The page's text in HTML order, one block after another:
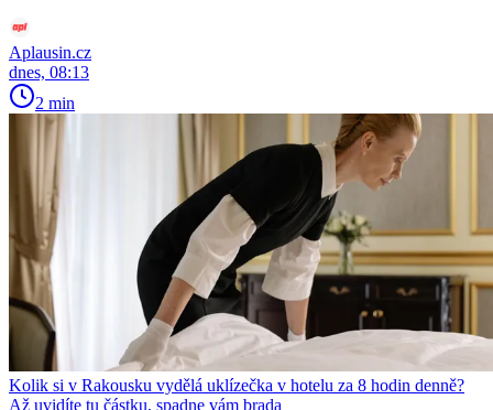
Aplausin.cz
dnes, 08:13
2 min
Kolik si v Rakousku vydělá uklízečka v hotelu za 8 hodin denně?
Až uvidíte tu částku, spadne vám brada